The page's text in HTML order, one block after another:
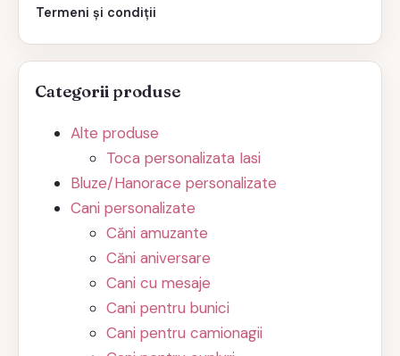
Termeni și condiții
Categorii produse
Alte produse
Toca personalizata Iasi
Bluze/Hanorace personalizate
Cani personalizate
Căni amuzante
Căni aniversare
Cani cu mesaje
Cani pentru bunici
Cani pentru camionagii